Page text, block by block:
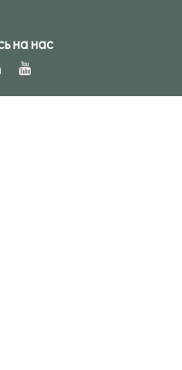
на нас